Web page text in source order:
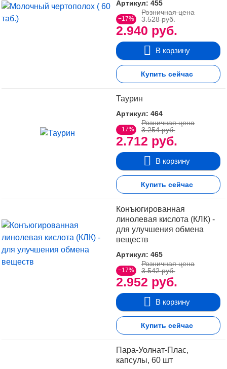
Артикул: 455
−17%
2.940 руб.
Розничная цена
3.528 руб.
В корзину
Купить сейчас
Таурин
Артикул: 464
−17%
2.712 руб.
Розничная цена
3.254 руб.
В корзину
Купить сейчас
Конъюгированная
линолевая кислота (КЛК) -
для улучшения обмена
веществ
Артикул: 465
−17%
2.952 руб.
Розничная цена
3.542 руб.
В корзину
Купить сейчас
Пара-Уолнат-Плас,
капсулы, 60 шт